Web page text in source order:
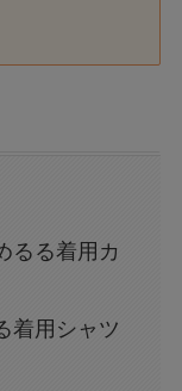
るる着用カ
着用シャツ